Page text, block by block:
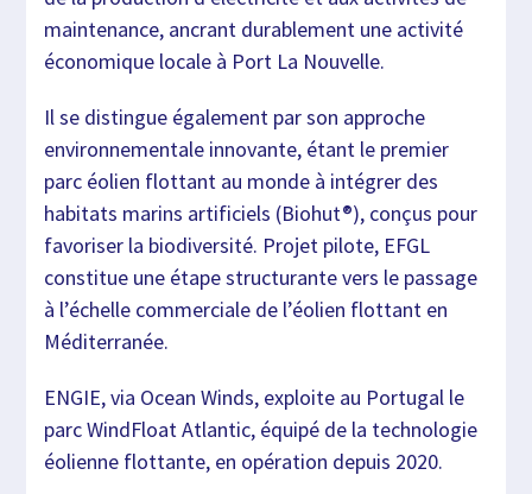
maintenance, ancrant durablement une activité
économique locale à Port La Nouvelle.
Il se distingue également par son approche
environnementale innovante, étant le premier
parc éolien flottant au monde à intégrer des
habitats marins artificiels (Biohut®), conçus pour
favoriser la biodiversité. Projet pilote, EFGL
constitue une étape structurante vers le passage
à l’échelle commerciale de l’éolien flottant en
Méditerranée.
ENGIE, via Ocean Winds, exploite au Portugal le
parc WindFloat Atlantic, équipé de la technologie
éolienne flottante, en opération depuis 2020.